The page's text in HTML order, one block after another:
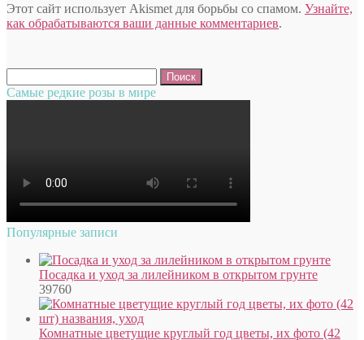
Этот сайт использует Akismet для борьбы со спамом. Узнайте,
как обрабатываются ваши данные комментариев.
Самые редкие розы в мире
Популярные записи
Посадка и уход за лилейником в открытом грунте
39760
Комнатные цветущие круглый год цветы, их фото (42